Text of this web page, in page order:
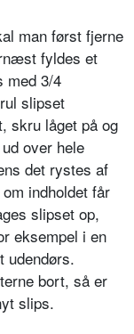
man først fjerne
fyldes et
med 3/4
slipset
skru låget på og
over hele
det rystes af
indholdet får
slipset op,
eksempel i en
udendørs.
bort, så er
slips.